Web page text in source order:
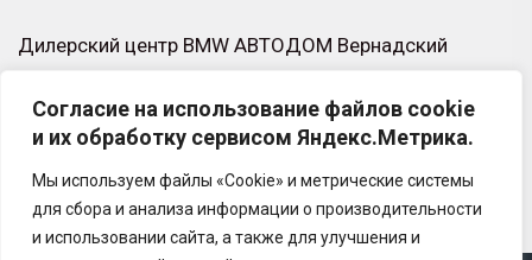
Согласие на использование файлов cookie
и их обработку сервисом Яндекс.Метрика.
Мы используем файлы «Cookie» и метрические системы
для сбора и анализа информации о производительности
и использовании сайта, а также для улучшения и
Дилерский центр BMW АВТОДОМ Вернадский
удостоен почетной награды от сервиса 2ГИС в
номинации «Лучший автосервис в районе Тропарево-
Никулино за 2026 год».